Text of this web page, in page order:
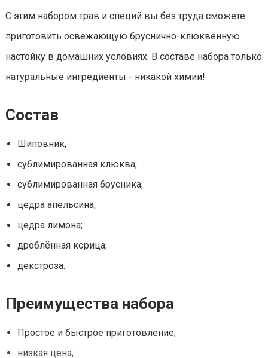
С этим набором трав и специй вы без труда сможете
приготовить освежающую бруснично-клюквенную
настойку в домашних условиях. В составе набора только
натуральные ингредиенты - никакой химии!
Состав
Шиповник;
сублимированная клюква;
сублимированная брусника;
цедра апельсина;
цедра лимона;
дроблённая корица;
декстроза.
Преимущества набора
Простое и быстрое приготовление;
низкая цена;